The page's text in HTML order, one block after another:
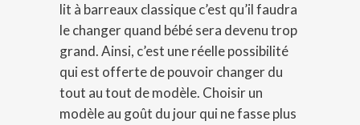
lit à barreaux classique c’est qu’il faudra
le changer quand bébé sera devenu trop
grand. Ainsi, c’est une réelle possibilité
qui est offerte de pouvoir changer du
tout au tout de modèle. Choisir un
modèle au goût du jour qui ne fasse plus